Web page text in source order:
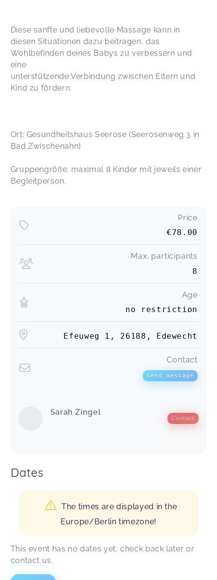
Diese sanfte und liebevolle Massage kann in
diesen Situationen dazu beitragen, das
Wohlbefinden deines Babys zu verbessern und
eine
unterstützende Verbindung zwischen Eltern und
Kind zu fördern.
Ort: Gesundheitshaus Seerose (Seerosenweg 3 in
Bad Zwischenahn)
Gruppengröße: maximal 8 Kinder mit jeweils einer
Begleitperson.
Price
€78.00
Max. participants
8
Age
no restriction
Efeuweg 1, 26188, Edewecht
Contact
Send message
Sarah Zingel
Contact
Dates
The times are displayed in the
Europe/Berlin timezone!
This event has no dates yet, check back later or
contact us.